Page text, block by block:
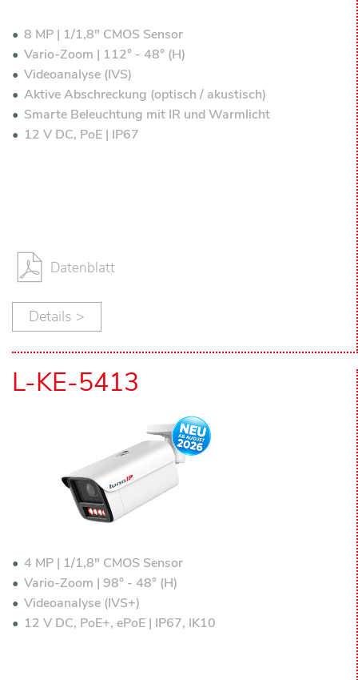
8 MP | 1/1,8" CMOS Sensor
Vario-Zoom | 112° - 48° (H)
Videoanalyse (IVS)
Aktive Abschreckung (optisch / akustisch)
Smarte Beleuchtung mit IR und Warmlicht
12 V DC, PoE | IP67
Datenblatt
Details >
L-KE-5413
4 MP | 1/1,8" CMOS Sensor
Vario-Zoom | 98° - 48° (H)
Videoanalyse (IVS+)
12 V DC, PoE+, ePoE | IP67, IK10